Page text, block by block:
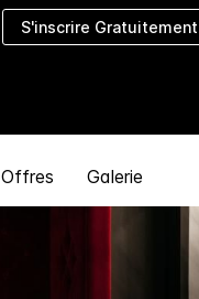
S'inscrire Gratuitement
Offres Galerie